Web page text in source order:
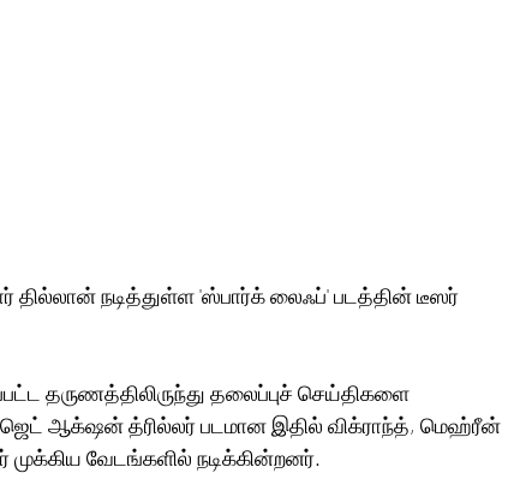
தில்லான் நடித்துள்ள 'ஸ்பார்க் லைஃப்' படத்தின் டீஸர்
தருணத்திலிருந்து தலைப்புச் செய்திகளை
மெஹ்ரீன்
முக்கிய வேடங்களில் நடிக்கின்றனர்.